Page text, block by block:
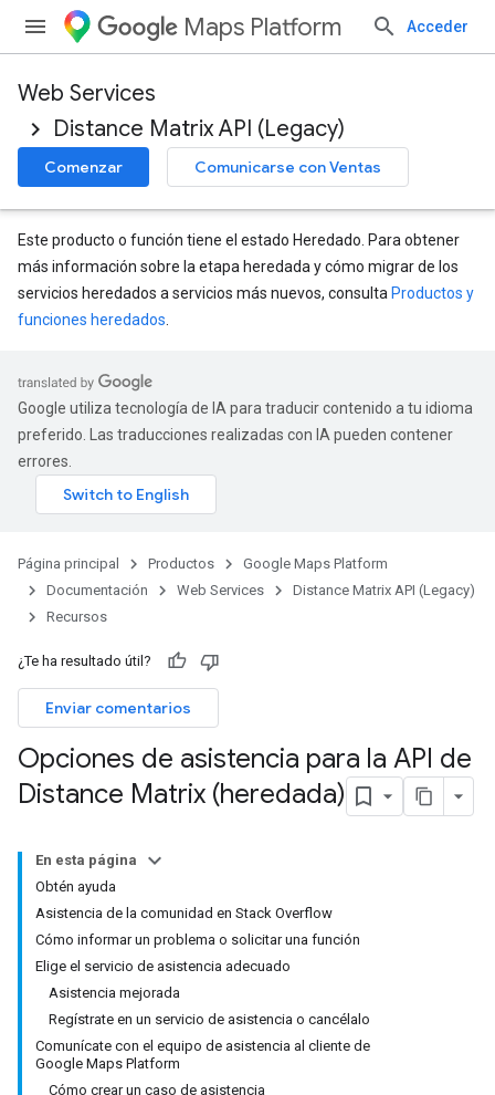
Maps Platform Acceder
Web Services
Distance Matrix API (Legacy)
Comenzar Comunicarse con Ventas
Este producto o función tiene el estado Heredado. Para obtener
más información sobre la etapa heredada y cómo migrar de los
servicios heredados a servicios más nuevos, consulta Productos y
funciones heredados
Google utiliza tecnología de IA para traducir contenido a tu idioma
preferido. Las traducciones realizadas con IA pueden contener
errores.
Página principal Productos
Google Maps Platform
Documentación
Web Services
Distance Matrix API (Legacy)
Recursos
¿Te ha resultado útil?
Enviar comentarios
Opciones de asistencia para la API de
Distance Matrix (heredada)
En esta página
Obtén ayuda
Asistencia de la comunidad en Stack Overflow
Cómo informar un problema o solicitar una función
Elige el servicio de asistencia adecuado
Asistencia mejorada
Regístrate en un servicio de asistencia o cancélalo
Comunícate con el equipo de asistencia al cliente de
Google Maps Platform
Cómo crear un caso de asistencia